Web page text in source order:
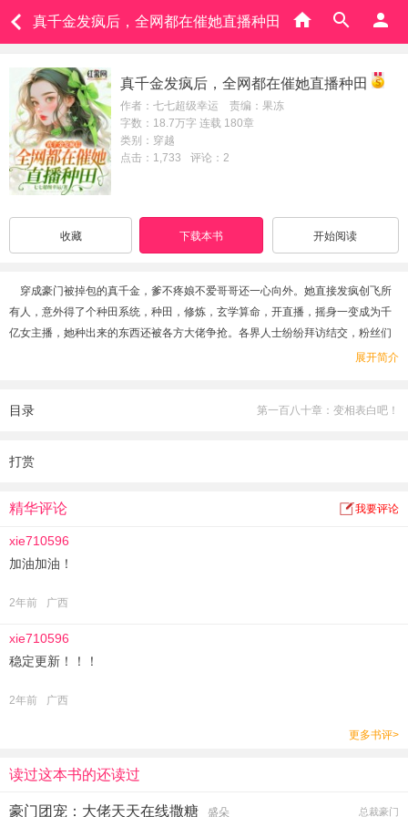
真千金发疯后，全网都在催她直播种田
真千金发疯后，全网都在催她直播种田
作者：七七超级幸运 责编：果冻
字数：18.7万字 连载 180章
类别：穿越
点击：1,733
评论：2
收藏 下载本书 开始阅读
穿成豪门被掉包的真千金，爹不疼娘不爱哥哥还一心向外。她直接发疯创飞所
有人，意外得了个种田系统，种田，修炼，玄学算命，开直播，摇身一变成为千
亿女主播，她种出来的东西还被各方大佬争抢。各界人士纷纷拜访结交，粉丝们
哥哥更是直接惭悔乞求原谅：对不起，都怪我们上辈子有眼无珠，回家后我们一
大佬：不好意思，谁稀罕你们的补偿，她有我宠就够了。
展开简介
目录 第一百八十章：变相表白吧！
打赏
精华评论 我要评论
xie710596
加油加油！
2年前 广西
xie710596
稳定更新！！！
2年前 广西
更多书评>
读过这本书的还读过
豪门团宠：大佬天天在线撒糖 盛朵 总裁豪门